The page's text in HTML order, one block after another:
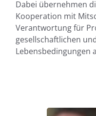
Dabei übernehmen
Kooperation mit
Verantwortung für
gesellschaftlichen
Lebensbedingungen